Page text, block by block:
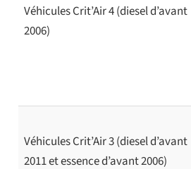
Véhicules Crit’Air 4 (diesel d’avant
2006)
Véhicules Crit’Air 3 (diesel d’avant
2011 et essence d’avant 2006)